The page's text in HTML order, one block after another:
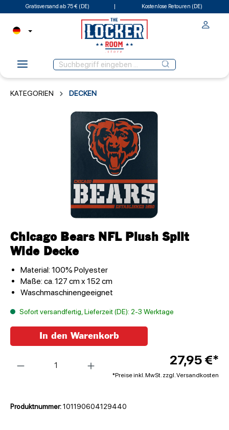
Gratisversand ab 75 € (DE) Kostenlose Retouren (DE)
KATEGORIEN DECKEN
Chicago Bears NFL Plush Split
Wide Decke
Material: 100% Polyester
Maße: ca. 127 cm x 152 cm
Waschmaschinengeeignet
Sofort versandfertig, Lieferzeit (DE): 2-3 Werktage
27,95 €*
*Preise inkl. MwSt. zzgl. Versandkosten
In den Warenkorb
Produktnummer:101190604129440